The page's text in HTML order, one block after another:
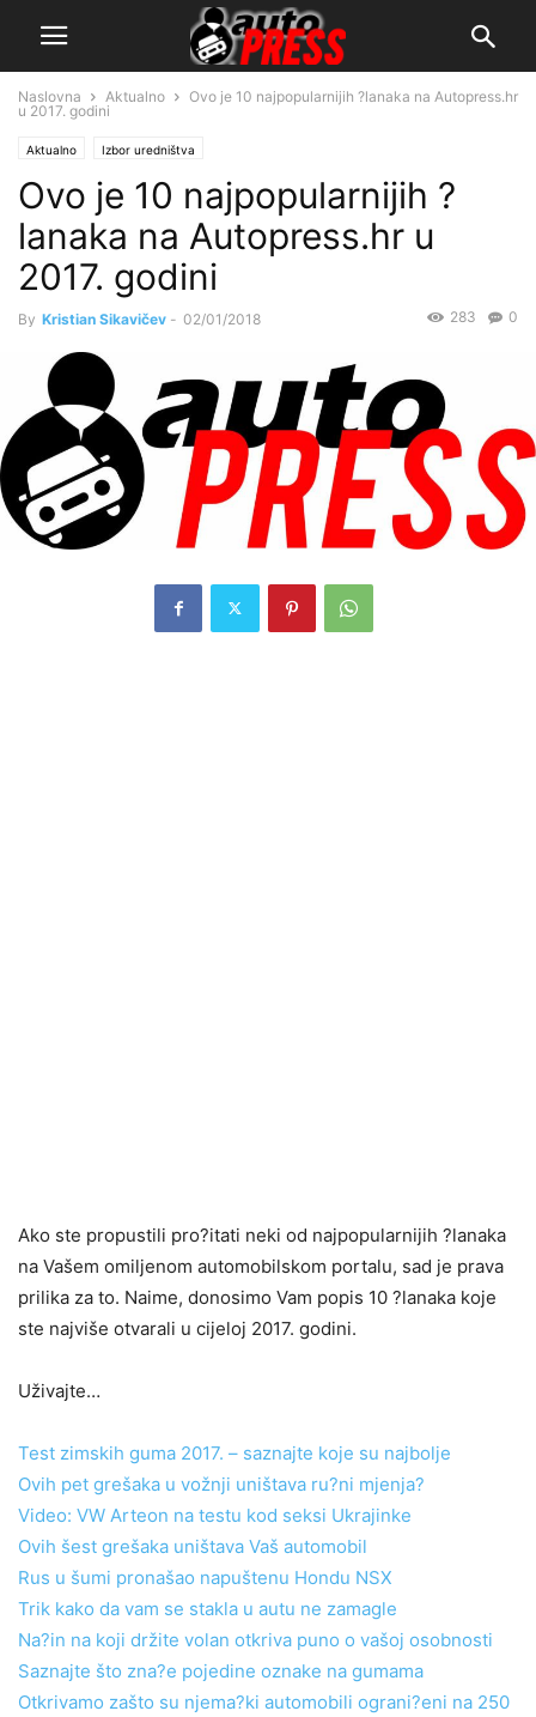
Naslovna Aktualno
Ovo je 10 najpopularnijih ?lanaka na Autopress.hr
u 2017. godini
Aktualno Izbor uredništva
Ovo je 10 najpopularnijih ?
lanaka na Autopress.hr u
2017. godini
By Kristian Sikavičev - 02/01/2018 0
283
Ako ste propustili pro?itati neki od najpopularnijih ?lanaka
na Vašem omiljenom automobilskom portalu, sad je prava
prilika za to. Naime, donosimo Vam popis 10 ?lanaka koje
ste najviše otvarali u cijeloj 2017. godini.
Uživajte…
Test zimskih guma 2017. – saznajte koje su najbolje
Ovih pet grešaka u vožnji uništava ru?ni mjenja?
Video: VW Arteon na testu kod seksi Ukrajinke
Ovih šest grešaka uništava Vaš automobil
Rus u šumi pronašao napuštenu Hondu NSX
Trik kako da vam se stakla u autu ne zamagle
Na?in na koji držite volan otkriva puno o vašoj osobnosti
Saznajte što zna?e pojedine oznake na gumama
Otkrivamo zašto su njema?ki automobili ograni?eni na 250